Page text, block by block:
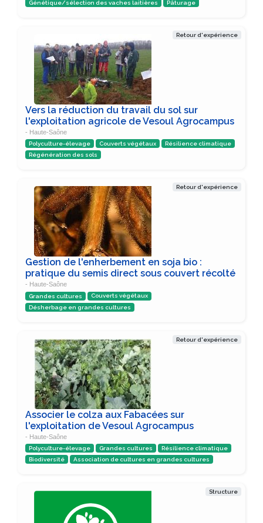
Génétique/sélection des vaches laitières Pâturage
Retour d'expérience
Vers la réduction du travail du sol sur
l'exploitation agricole de Vesoul Agrocampus
- Haute-Saône
Polyculture-élevage Couverts végétaux
Résilience climatique
Régénération des sols
Retour d'expérience
Gestion de l'enherbement en soja bio :
pratique du semis direct sous couvert récolté
- Haute-Saône
Grandes cultures
Couverts végétaux
Désherbage en grandes cultures
Retour d'expérience
Associer le colza aux Fabacées sur
l'exploitation de Vesoul Agrocampus
- Haute-Saône
Polyculture-élevage Grandes cultures
Résilience climatique
Biodiversité
Association de cultures en grandes cultures
Structure